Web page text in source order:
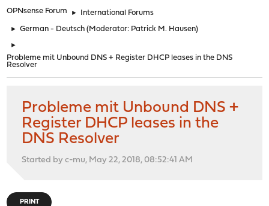
OPNsense Forum ► International Forums
► German - Deutsch (Moderator: Patrick M. Hausen)
►
Probleme mit Unbound DNS + Register DHCP leases in the DNS
Resolver
Probleme mit Unbound DNS +
Register DHCP leases in the
DNS Resolver
Started by c-mu, May 22, 2018, 08:52:41 AM
PRINT